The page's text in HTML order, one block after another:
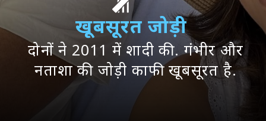
दोनों ने 2011 में शादी की. गंभीर और
नताशा की जोड़ी काफी खूबसूरत है.
खूबसूरत जोड़ी